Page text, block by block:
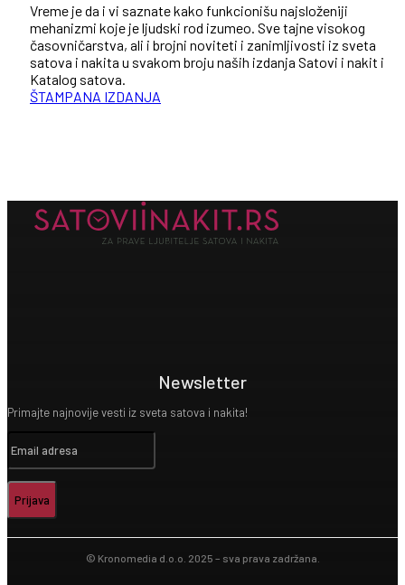
Vreme je da i vi saznate kako funkcionišu najsloženiji
mehanizmi koje je ljudski rod izumeo. Sve tajne visokog
časovničarstva, ali i brojni noviteti i zanimljivosti iz sveta
satova i nakita u svakom broju naših izdanja Satovi i nakit i
Katalog satova.
ŠTAMPANA IZDANJA
Newsletter
Primajte najnovije vesti iz sveta satova i nakita!
Prijava
© Kronomedia d.o.o. 2025 – sva prava zadržana.